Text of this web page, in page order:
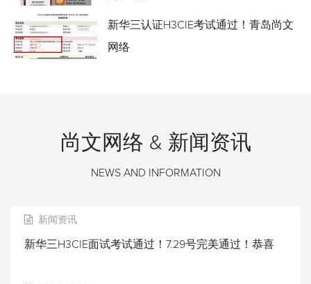
新华三认证H3CIE考试通过！青岛尚文
网络
尚文网络 & 新闻资讯
NEWS AND INFORMATION
新闻资讯
新华三H3CIE面试考试通过！7.29号完美通过！恭喜